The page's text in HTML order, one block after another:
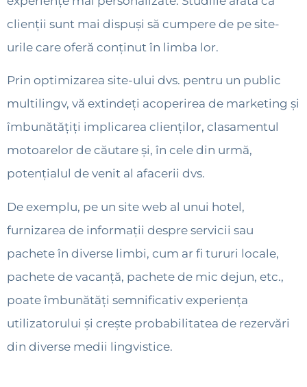
clienții sunt mai dispuși să cumpere de pe site-
urile care oferă conținut în limba lor.
Prin optimizarea site-ului dvs. pentru un public
multilingv, vă extindeți acoperirea de marketing și
îmbunătățiți implicarea clienților, clasamentul
motoarelor de căutare și, în cele din urmă,
potențialul de venit al afacerii dvs.
De exemplu, pe un site web al unui hotel,
furnizarea de informații despre servicii sau
pachete în diverse limbi, cum ar fi tururi locale,
pachete de vacanță, pachete de mic dejun, etc.,
poate îmbunătăți semnificativ experiența
utilizatorului și crește probabilitatea de rezervări
din diverse medii lingvistice.